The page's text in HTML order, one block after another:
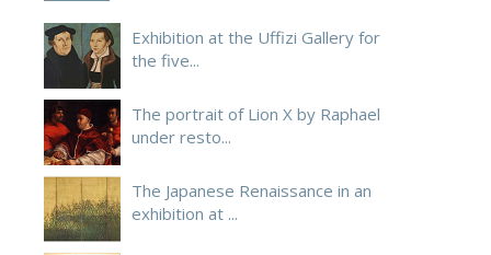
Exhibition at the Uffizi Gallery for
the five...
The portrait of Lion X by Raphael
under resto...
The Japanese Renaissance in an
exhibition at ...